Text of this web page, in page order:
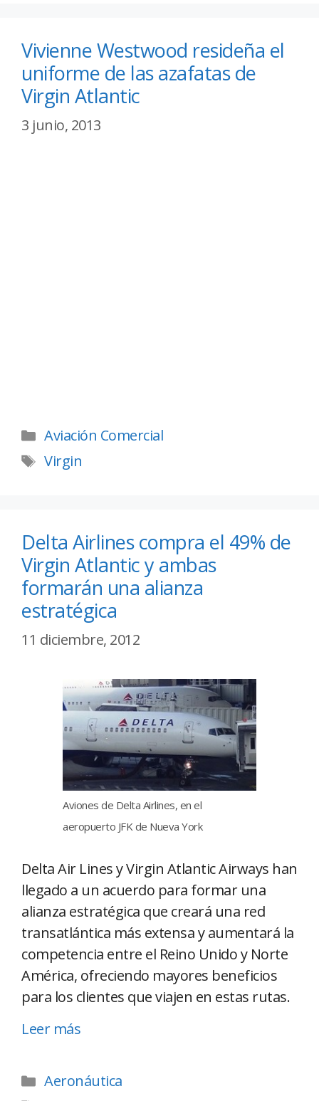
Vivienne Westwood resideña el
uniforme de las azafatas de
Virgin Atlantic
3 junio, 2013
Aviación Comercial
Virgin
Delta Airlines compra el 49% de
Virgin Atlantic y ambas
formarán una alianza
estratégica
11 diciembre, 2012
Aviones de Delta Airlines, en el
aeropuerto JFK de Nueva York
Delta Air Lines y Virgin Atlantic Airways han
llegado a un acuerdo para formar una
alianza estratégica que creará una red
transatlántica más extensa y aumentará la
competencia entre el Reino Unido y Norte
América, ofreciendo mayores beneficios
para los clientes que viajen en estas rutas.
Leer más
Aeronáutica